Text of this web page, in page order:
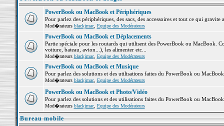
PowerBook ou MacBook et Périphériques
Pour parlez des périphériques, des sacs, des accessoires et tout ce qui
Mod�rateurs blackjmac, Equipe des Modérateurs
PowerBook ou MacBook et Déplacements
Partie spéciale pour les routards qui utilisent des PowerBook ou MacBook.
voiture, bateau, avion...), les alimenter etc...
Mod�rateurs blackjmac, Equipe des Modérateurs
PowerBook ou MacBook et Musique
Pour parlez des solutions et des utilisations faites du PowerBook ou
Mod�rateurs blackjmac, Equipe des Modérateurs
PowerBook ou MacBook et Photo/Vidéo
Pour parlez des solutions et des utilisations faites du PowerBook ou
Mod�rateurs blackjmac, Equipe des Modérateurs
Bureau mobile